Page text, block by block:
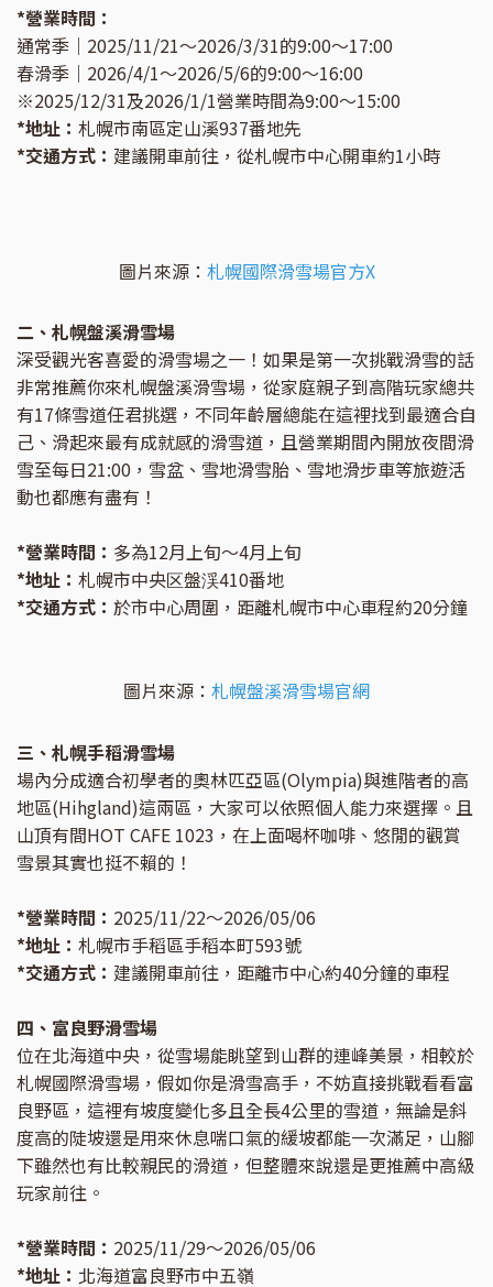
*營業時間：
通常季｜2025/11/21～2026/3/31的9:00～17:00
春滑季｜2026/4/1～2026/5/6的9:00～16:00
※2025/12/31及2026/1/1營業時間為9:00～15:00
*地址： 札幌市南區定山溪937番地先
*交通方式： 建議開車前往，從札幌市中心開車約1小時
圖片來源： 札幌國際滑雪場官方X
二、札幌盤溪滑雪場
深受觀光客喜愛的滑雪場之一！如果是第一次挑戰滑雪的話
非常推薦你來札幌盤溪滑雪場，從家庭親子到高階玩家總共
有17條雪道任君挑選，不同年齡層總能在這裡找到最適合自
己、滑起來最有成就感的滑雪道，且營業期間內開放夜間滑
雪至每日21:00，雪盆、雪地滑雪胎、雪地滑步車等旅遊活
動也都應有盡有！
*營業時間： 多為12月上旬～4月上旬
*地址： 札幌市中央区盤渓410番地
*交通方式： 於市中心周圍，距離札幌市中心車程約20分鐘
圖片來源： 札幌盤溪滑雪場官網
三、札幌手稻滑雪場
場內分成適合初學者的奧林匹亞區(Olympia)與進階者的高
地區(Hihgland)這兩區，大家可以依照個人能力來選擇。且
山頂有間HOT CAFE 1023，在上面喝杯咖啡、悠閒的觀賞
雪景其實也挺不賴的！
*營業時間： 2025/11/22～2026/05/06
*地址： 札幌市手稻區手稻本町593號
*交通方式： 建議開車前往，距離市中心約40分鐘的車程
四、富良野滑雪場
位在北海道中央，從雪場能眺望到山群的連峰美景，相較於
札幌國際滑雪場，假如你是滑雪高手，不妨直接挑戰看看富
良野區，這裡有坡度變化多且全長4公里的雪道，無論是斜
度高的陡坡還是用來休息喘口氣的緩坡都能一次滿足，山腳
下雖然也有比較親民的滑道，但整體來說還是更推薦中高級
玩家前往。
*營業時間： 2025/11/29～2026/05/06
*地址： 北海道富良野市中五嶺